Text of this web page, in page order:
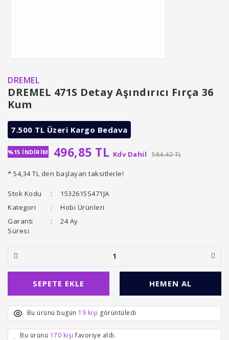
DREMEL
DREMEL 471S Detay Aşındırıcı Fırça 36
Kum
7.500 TL Üzeri Kargo Bedava
%15 İNDİRİM 496,85 TL Kdv Dahil 584,42 TL
* 54,34 TL den başlayan taksitlerle!
Stok Kodu
1532615S471JA
Kategori
Hobi Ürünleri
Garanti
Süresi
24 Ay
SEPETE EKLE HEMEN AL
Bu ürünü bugün 19 kişi görüntüledi
Bu ürünü 170 kişi favoriye aldı.